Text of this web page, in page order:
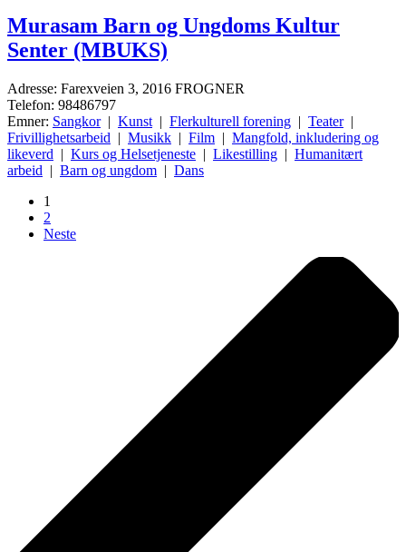
Murasam Barn og Ungdoms Kultur
Senter (MBUKS)
Adresse: Farexveien 3, 2016 FROGNER
Telefon: 98486797
Emner: Sangkor| Kunst | Flerkulturell forening | Teater|
Frivillighetsarbeid | Musikk | Film | Mangfold, inkludering og
likeverd | Kurs og Helsetjeneste | Likestilling | Humanitært
arbeid | Barn og ungdom | Dans
1
2
Neste